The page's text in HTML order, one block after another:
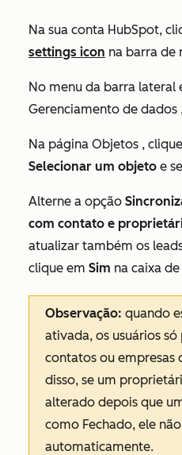
Na sua conta HubSpot,
settings icon na barra de
No menu da barra lateral
Gerenciamento de dados
Na página Objetos ,
Selecionar um objeto e
Alterne a opção
com contato e
atualizar também os
clique em Sim na caixa
Observação: quando
ativada, os usuários
contatos ou empresas
disso, se um
alterado depois que
como Fechado, ele
automaticamente.